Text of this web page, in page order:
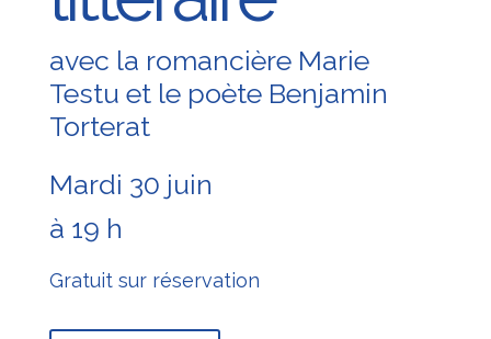
avec la romancière Marie
Testu et le poète Benjamin
Torterat
Mardi 30 juin
à 19 h
Gratuit sur réservation